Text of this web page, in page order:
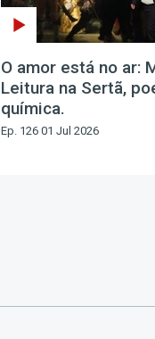
O amor está no ar:
Leitura na Sertã,
química.
Ep. 126 01 Jul 2026